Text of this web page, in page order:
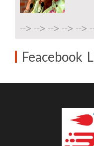
--> --> --> --> -->
Feacebook